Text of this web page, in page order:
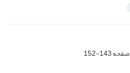
143-152